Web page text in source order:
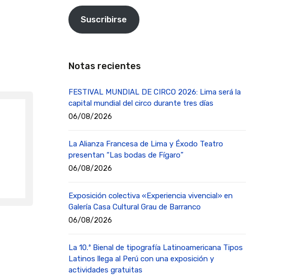
Suscribirse
Notas recientes
FESTIVAL MUNDIAL DE CIRCO 2026: Lima será la
capital mundial del circo durante tres días
06/08/2026
La Alianza Francesa de Lima y Éxodo Teatro
presentan “Las bodas de Fígaro”
06/08/2026
Exposición colectiva «Experiencia vivencial» en
Galería Casa Cultural Grau de Barranco
06/08/2026
La 10.ª Bienal de tipografía Latinoamericana Tipos
Latinos llega al Perú con una exposición y
actividades gratuitas